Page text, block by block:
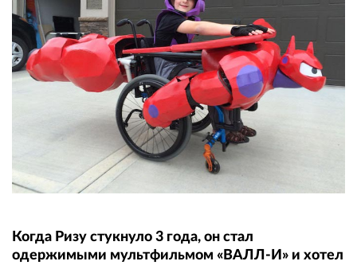
Когда Ризу стукнуло 3 года, он стал
одержимыми мультфильмом «ВАЛЛ-И» и хотел